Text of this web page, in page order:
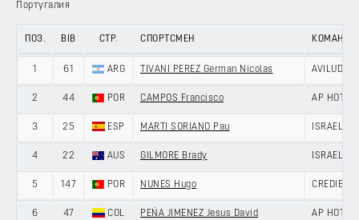
Португалия
ПОЗ. BIB СТР. СПОРТСМЕН КОМАНДА
1 61 ARG TIVANI PEREZ German Nicolas AVILUDO -
2 44 POR CAMPOS Francisco AP
3 25 ESP MARTI SORIANO Pau ISRAEL
4 22 AUS GILMORE Brady ISRAEL
5 147 POR NUNES Hugo
6 47 COL PEÑA JIMENEZ Jesus David AP